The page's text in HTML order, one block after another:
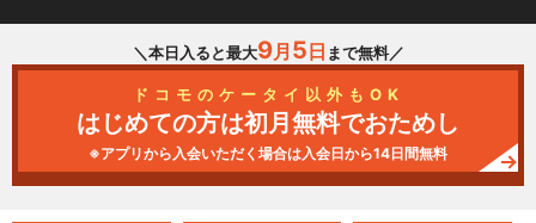
＼本日入ると最大9月 5 日 まで無料／
ドコモのケータイ以外もOK
はじめての方は初月無料でおためし
※アプリから入会いただく場合は入会日から14日間無料